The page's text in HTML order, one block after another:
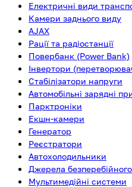
Електричні види
Камери заднього виду
AJAX
Рації та радіостанції
Повербанк (Power Bank)
Інвертори
Стабілізатори напруги
Автомобільні зарядні
Парктроніки
Екшн-камери
Генератор
Реєстратори
Автохолодильники
Джерела
Мультимедійні системи